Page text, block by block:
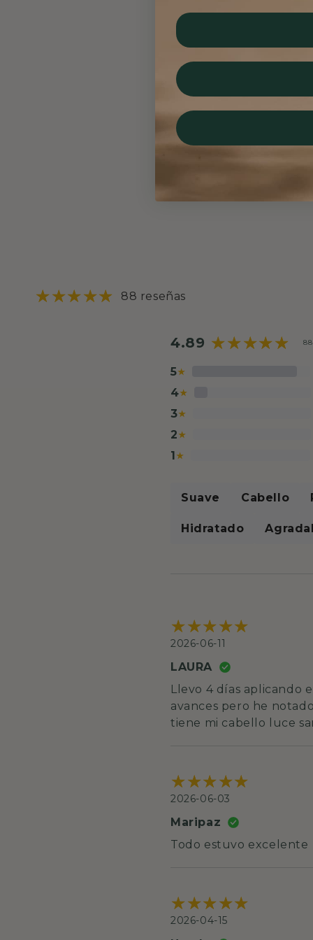
88 reseñas
4.89
5★
4★
3★
2 ★
1 ★
Suave Cabello
Hidratado
2026-06-11
LAURA
Llevo 4 días aplicando
avances pero he
tiene mi cabello luce
2026-06-03
Maripaz
Todo estuvo excelente
2026-04-15